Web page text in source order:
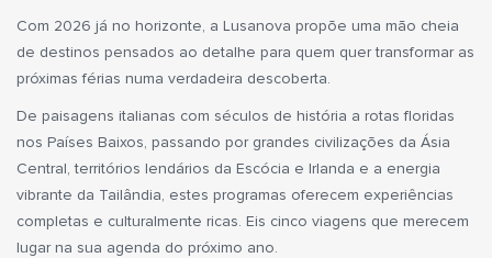
Com 2026 já no horizonte, a Lusanova propõe uma mão cheia
de destinos pensados ao detalhe para quem quer transformar as
próximas férias numa verdadeira descoberta.
De paisagens italianas com séculos de história a rotas floridas
nos Países Baixos, passando por grandes civilizações da Ásia
Central, territórios lendários da Escócia e Irlanda e a energia
vibrante da Tailândia, estes programas oferecem experiências
completas e culturalmente ricas. Eis cinco viagens que merecem
lugar na sua agenda do próximo ano.